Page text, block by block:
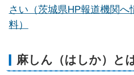
さい（茨城県HP報道機関へ
料）
麻しん（はしか）と